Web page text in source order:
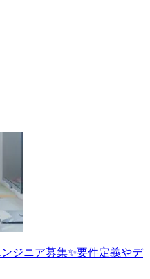
ジニア募集✨要件定義やデ